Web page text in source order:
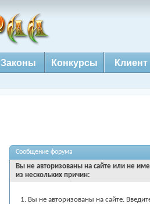
Законы Конкурсы Клиент
Сообщение форума
Вы не авторизованы на сайте или не
из нескольких причин:
Вы не авторизованы на сайте.